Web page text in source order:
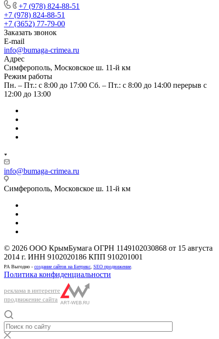
+7 (978) 824-88-51
+7 (978) 824-88-51
+7 (3652) 77-79-00
Заказать звонок
E-mail
info@bumaga-crimea.ru
Адрес
Симферополь, Московское ш. 11-й км
Режим работы
Пн. – Пт.: с 8:00 до 17:00 Сб. – Пт.: с 8:00 до 14:00 перерыв с
12:00 до 13:00
info@bumaga-crimea.ru
Симферополь, Московское ш. 11-й км
© 2026 ООО КрымБумага ОГРН 1149102030868 от 15 августа
2014 г. ИНН 9102020186 КПП 910201001
РА Выгодно - создание сайтов на Битрикс SEO продвижение
Политика конфиденциальности
реклама в интеренте
продвижение сайта